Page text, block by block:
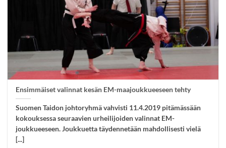
Ensimmäiset valinnat kesän EM-maajoukkueeseen tehty
Suomen Taidon johtoryhmä vahvisti 11.4.2019 pitämässään
kokouksessa seuraavien urheilijoiden valinnat EM-
joukkueeseen. Joukkuetta täydennetään mahdollisesti vielä
[...]